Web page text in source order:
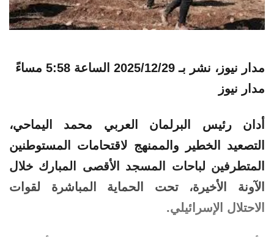
مدار نيوز، نشر بـ 2025/12/29 الساعة 5:58 مساءً
مدار نيوز
أدانرئيس البرلمان العربي محمد اليماحي،
التصعيد الخطير والممنهج لاقتحامات
المستوطنين
المتطرفين لباحات المسجد الأقصى المبارك خلال
الآونة الأخيرة، تحت الحماية المباشرة لقوات
الاحتلال الإسرائيلي.